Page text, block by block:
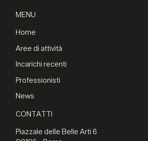
MENU
Home
Aree di attività
Incarichi recenti
Professionisti
News
CONTATTI
Piazzale delle Belle Arti 6